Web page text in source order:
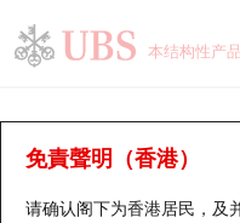
本结构性产
免責聲明（香港）
请确认阁下为香港居民，及
牛熊证分析仪
表现 街货统计 比较
瑞银认股证一览
新发行瑞银认股证
街货统计
比较
牛熊全景快搜
牛熊证搜寻
街货统计
比较
十大升幅/跌幅
十大认股证成交分布
正股分析仪
二十大活跃股份
持股比重
显示所有持股比重
每月轮证大市专题
轮证专栏